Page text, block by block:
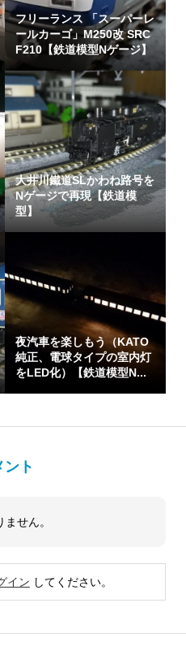
フリーランス 「スーパーレ
ールカーゴ」M250改 SRC
F210【鉄道模型Nゲージ】
大井川鐵道SLかわね路号を
Nゲージで再現【鉄道模
型】
夜汽車を楽しもう（KATO
純正、電球タイプの室内灯
をLED化）【鉄道模型N...
ント
せん。
イン してください。